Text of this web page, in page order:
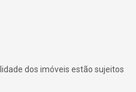
dos imóveis estão sujeitos